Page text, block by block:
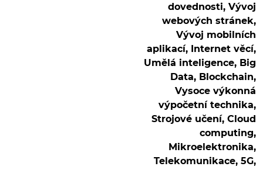
dovednosti, Vývoj
webových stránek,
Vývoj mobilních
aplikací, Internet věcí,
Umělá inteligence, Big
Data, Blockchain,
Vysoce výkonná
výpočetní technika,
Strojové učení, Cloud
computing,
Mikroelektronika,
Telekomunikace, 5G,